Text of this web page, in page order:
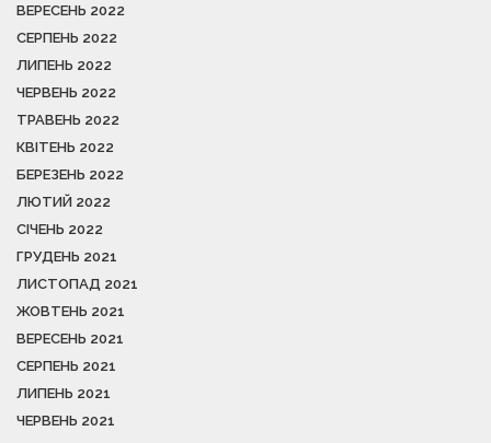
ВЕРЕСЕНЬ 2022
СЕРПЕНЬ 2022
ЛИПЕНЬ 2022
ЧЕРВЕНЬ 2022
ТРАВЕНЬ 2022
КВІТЕНЬ 2022
БЕРЕЗЕНЬ 2022
ЛЮТИЙ 2022
СІЧЕНЬ 2022
ГРУДЕНЬ 2021
ЛИСТОПАД 2021
ЖОВТЕНЬ 2021
ВЕРЕСЕНЬ 2021
СЕРПЕНЬ 2021
ЛИПЕНЬ 2021
ЧЕРВЕНЬ 2021